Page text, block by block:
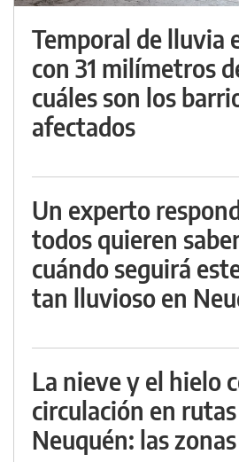
Temporal de lluvia
con 31 milímetros
cuáles son los
afectados
Un experto
todos quieren
cuándo seguirá
tan lluvioso en
La nieve y el hielo
circulación en
Neuquén: las